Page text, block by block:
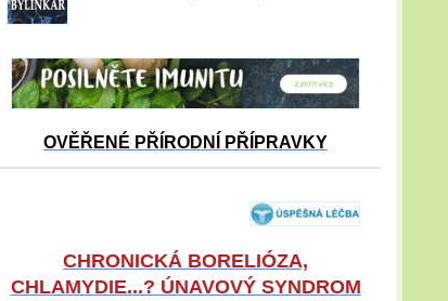
OVĚŘENÉ PŘÍRODNÍ PŘÍPRAVKY
CHRONICKÁ BORELIÓZA,
CHLAMYDIE...? ÚNAVOVÝ SYNDROM